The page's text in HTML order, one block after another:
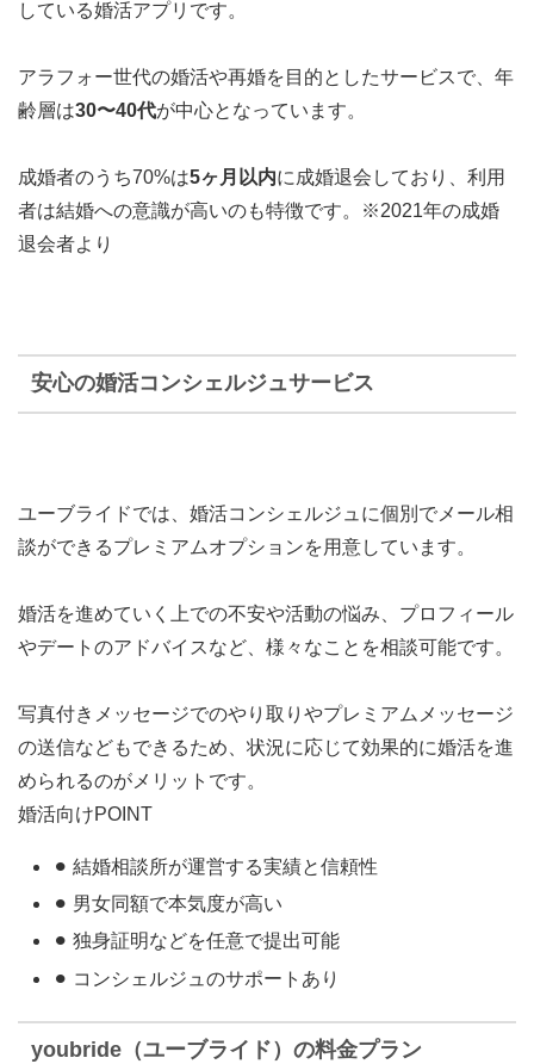
している婚活アプリです。
アラフォー世代の婚活や再婚を目的としたサービスで、年
齢層は30〜40代が中心となっています。
成婚者のうち70%は5ヶ月以内に成婚退会 しており、利用
者は結婚への意識が高いのも特徴です。※2021年の成婚
退会者より
安心の婚活コンシェルジュサービス
ユーブライドでは、 婚活コンシェルジュに個別でメール相
談ができるプレミアムオプションを用意しています。
婚活を進めていく上での不安や活動の悩み、プロフィール
やデートのアドバイスなど、様々なことを相談可能です。
写真付きメッセージでのやり取りやプレミアムメッセージ
の送信などもできるため、 状況に応じて効果的に婚活を進
められるのがメリットです。
婚活向けPOINT
⚫︎ 結婚相談所が運営する実績と信頼性
⚫︎ 男女同額で本気度が高い
⚫︎ 独身証明などを任意で提出可能
⚫︎ コンシェルジュのサポートあり
youbride（ユーブライド）の料金プラン